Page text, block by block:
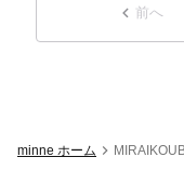
前へ
minne ホーム